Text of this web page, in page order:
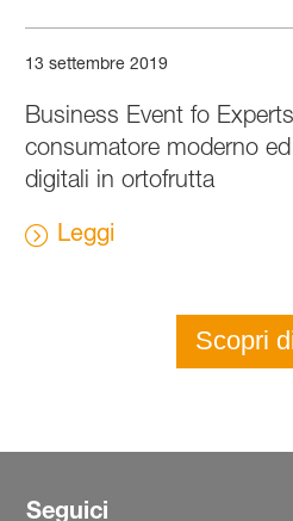
13 settembre 2019
Business Event fo
consumatore moderno
digitali in ortofrutta
Leggi
Scopri
Seguici